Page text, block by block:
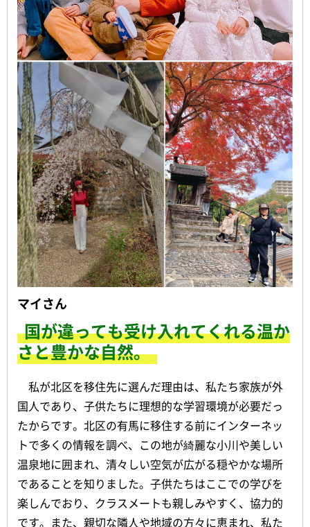
マイさん
国が違っても受け入れてくれる温か
さと豊かな自然。
私が北区を移住先に選んだ理由は、私たち家族が外
国人であり、子供たちに理想的な学習環境が必要だっ
たからです。北区の有馬に移住する前にインターネッ
トで多くの情報を調べ、この地が綺麗な小川や美しい
温泉地に囲まれ、清々しい空気が広がる穏やかな場所
であることを知りました。子供たちはここでの学びを
楽しんでおり、クラスメートも親しみやすく、協力的
です。また、親切な隣人や地域の方々に恵まれ、私た